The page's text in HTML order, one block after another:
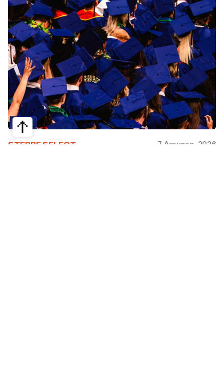
STEPPE SELECT 7 Августа, 2026